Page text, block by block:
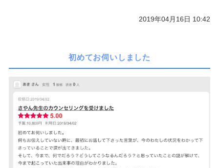
2019年04月16日 10:42
初めてお伺いしました